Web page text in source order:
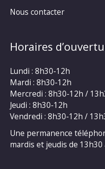
Nous contacter
Horaires
Lundi : 8h30-12h
Mardi : 8h30-12h
Mercredi : 8h30-12h /
Jeudi : 8h30-12h
Vendredi : 8h30-12h /
Une permanence
mardis et jeudis de 13h30